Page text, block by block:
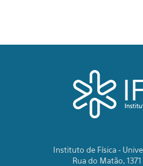
Instituto de Física -
Rua do Matão,